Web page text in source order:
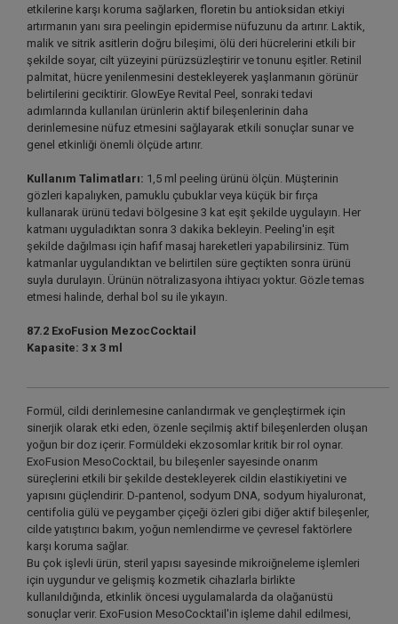
etkilerine karşı koruma sağlarken, floretin bu antioksidan etkiyi
artırmanın yanı sıra peelingin epidermise nüfuzunu da artırır. Laktik,
malik ve sitrik asitlerin doğru bileşimi, ölü deri hücrelerini etkili bir
şekilde soyar, cilt yüzeyini pürüzsüzleştirir ve tonunu eşitler. Retinil
palmitat, hücre yenilenmesini destekleyerek yaşlanmanın görünür
belirtilerini geciktirir. GlowEye Revital Peel, sonraki tedavi
adımlarında kullanılan ürünlerin aktif bileşenlerinin daha
derinlemesine nüfuz etmesini sağlayarak etkili sonuçlar sunar ve
genel etkinliği önemli ölçüde artırır.
Kullanım Talimatları: 1,5 ml peeling ürünü ölçün. Müşterinin
gözleri kapalıyken, pamuklu çubuklar veya küçük bir fırça
kullanarak ürünü tedavi bölgesine 3 kat eşit şekilde uygulayın. Her
katmanı uyguladıktan sonra 3 dakika bekleyin. Peeling'in eşit
şekilde dağılması için hafif masaj hareketleri yapabilirsiniz. Tüm
katmanlar uygulandıktan ve belirtilen süre geçtikten sonra ürünü
suyla durulayın. Ürünün nötralizasyona ihtiyacı yoktur. Gözle temas
etmesi halinde, derhal bol su ile yıkayın.
87.2 ExoFusion MezocCocktail
Kapasite: 3 x 3 ml
Formül, cildi derinlemesine canlandırmak ve gençleştirmek için
sinerjik olarak etki eden, özenle seçilmiş aktif bileşenlerden oluşan
yoğun bir doz içerir. Formüldeki ekzosomlar kritik bir rol oynar.
ExoFusion MesoCocktail, bu bileşenler sayesinde onarım
süreçlerini etkili bir şekilde destekleyerek cildin elastikiyetini ve
yapısını güçlendirir. D-pantenol, sodyum DNA, sodyum hiyaluronat,
centifolia gülü ve peygamber çiçeği özleri gibi diğer aktif bileşenler,
cilde yatıştırıcı bakım, yoğun nemlendirme ve çevresel faktörlere
karşı koruma sağlar.
Bu çok işlevli ürün, steril yapısı sayesinde mikroiğneleme işlemleri
için uygundur ve gelişmiş kozmetik cihazlarla birlikte
kullanıldığında, etkinlik öncesi uygulamalarda da olağanüstü
sonuçlar verir. ExoFusion MesoCocktail'in işleme dahil edilmesi,